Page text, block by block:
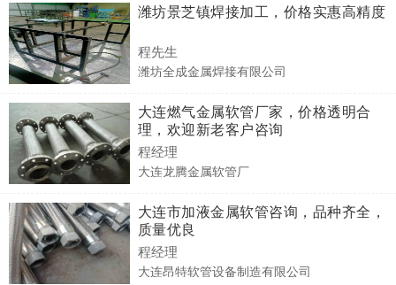
潍坊景芝镇焊接加工，价格实惠高精度
程先生
潍坊全成金属焊接有限公司
大连燃气金属软管厂家，价格透明合
理，欢迎新老客户咨询
程经理
大连龙腾金属软管厂
大连市加液金属软管咨询，品种齐全，
质量优良
程经理
大连昂特软管设备制造有限公司